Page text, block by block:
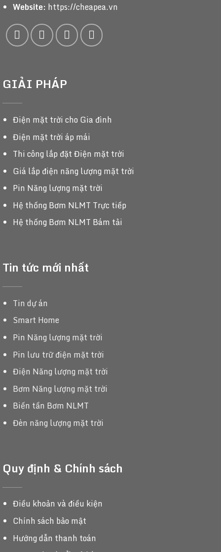
Website: https://cheapea.vn
GIẢI PHÁP
Điện mặt trời cho Gia đình
Điện mặt trời áp mái
Thi công lắp đặt Điện mặt trời
Giá lắp điện năng lượng mặt trời
Pin Năng lượng mặt trời
Hệ thống Bơm NLMT Trực tiếp
Hệ thống Bơm NLMT Bám tải
Tin tức mới nhất
Tin dự án
Smart Home
Pin Năng lượng mặt trời
Pin lưu trữ điện mặt trời
Điện Năng lượng mặt trời
Bơm Năng lượng mặt trời
Biến tần Bơm NLMT
Đèn năng lượng mặt trời
Quy định & Chính sách
Điều khoản và điều kiện
Chính sách bảo mật
Hướng dẫn thanh toán